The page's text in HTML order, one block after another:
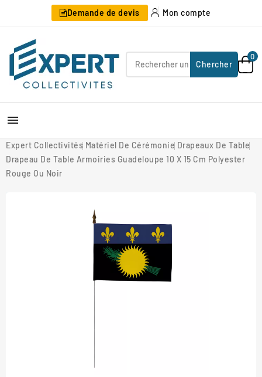
Demande de devis Mon compte
Chercher
0

Expert Collectivités Matériel De Cérémonie Drapeaux De Table
Drapeau De Table Armoiries Guadeloupe 10 X 15 Cm Polyester
Rouge Ou Noir